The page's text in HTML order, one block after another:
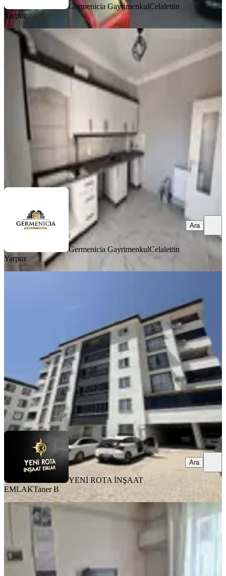
Germenicia GayrimenkulCelalettin
Yarpuz
YENİ
Germenıcıa'dan Ballıca Mh.de
Manzaralı Kiralık 2+1 Daire
Dulkadiroğlu, Ballıca Mahallesi
95 m²·4. Kat·
Celalettin Yarpuz
Germenicia GayrimenkulCelalettin
Yarpuz
Ara
Dulkadiroğlu, Bayazıtlı Mahallesi
·100 m²·3. Kat 03.08.2026
17.500 ₺
YENİ ROTA İNŞAAT EMLAK Taner B
Ara
YENİ ROTA İNŞAAT
EMLAKTaner B
Ara
EŞYALI
Doru Gayrimenkulden Çarşı
Merkezde 1+1 Eşyalı Daire
Dulkadiroğlu, Egemenlik Mahallesi
55 m²